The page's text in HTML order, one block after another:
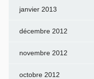
janvier 2013
décembre 2012
novembre 2012
octobre 2012